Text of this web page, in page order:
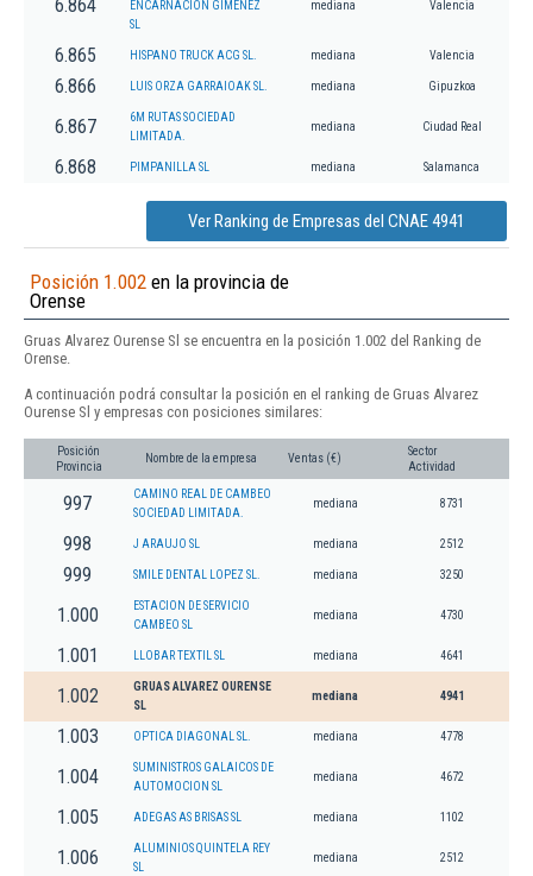
6.864
ENCARNACION GIMENEZ
SL
mediana Valencia
6.865 HISPANO TRUCK ACG SL. mediana Valencia
6.866 LUIS ORZA GARRAIOAK SL. mediana Gipuzkoa
6.867
6M RUTAS SOCIEDAD
LIMITADA.
mediana Ciudad Real
6.868 PIMPANILLA SL mediana Salamanca
Ver Ranking de Empresas del CNAE 4941
Posición 1.002 en la provincia de
Orense
Gruas Alvarez Ourense Sl se encuentra en la posición 1.002 del Ranking de
Orense.
A continuación podrá consultar la posición en el ranking de Gruas Alvarez
Ourense Sl y empresas con posiciones similares:
Posición
Provincia
Nombre de la empresa Ventas (€)
Sector
Actividad
997
CAMINO REAL DE CAMBEO
SOCIEDAD LIMITADA.
mediana 8731
998 J ARAUJO SL mediana 2512
999 SMILE DENTAL LOPEZ SL. mediana 3250
1.000
ESTACION DE SERVICIO
CAMBEO SL
mediana 4730
1.001 LLOBAR TEXTIL SL mediana 4641
1.002
GRUAS ALVAREZ OURENSE
SL
mediana 4941
1.003 OPTICA DIAGONAL SL. mediana 4778
1.004
SUMINISTROS GALAICOS DE
AUTOMOCION SL
mediana 4672
1.005 ADEGAS AS BRISAS SL mediana 1102
1.006
ALUMINIOS QUINTELA REY
SL
mediana 2512